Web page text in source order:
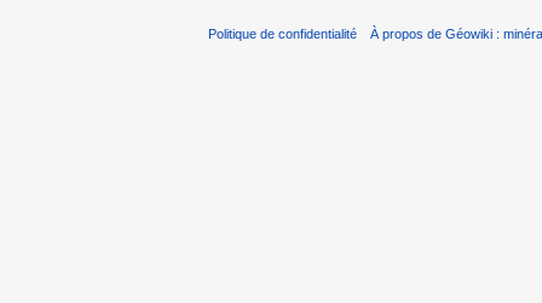
Politique de confidentialité À propos de Géowiki :